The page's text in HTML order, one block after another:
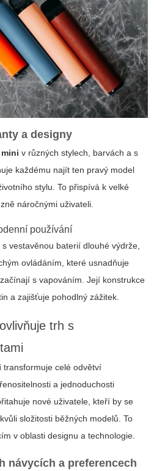
a designy
v různých stylech, barvách a s
každému najít ten pravý model
stylu. To přispívá k velké
náročnými uživateli.
používání
vestavěnou baterií dlouhé výdrže,
ovládáním, které usnadňuje
s vapováním. Její konstrukce
a zajišťuje pohodlný zážitek.
ovlivňuje trh s
transformuje celé odvětví
a jednoduchosti
nové uživatele , kteří by se
složitosti běžných modelů. To
v oblasti designu a technologie.
návycích a preferencech